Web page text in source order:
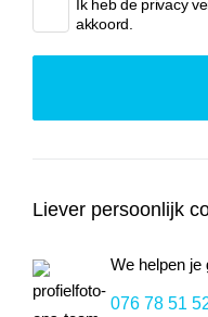
Ik heb de privacy
akkoord.
Liever persoonlijk
We helpen je
076 78 51